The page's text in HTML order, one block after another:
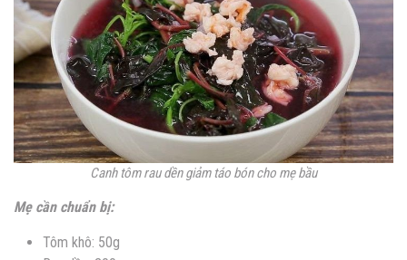
Canh tôm rau dền giảm táo bón cho mẹ bầu
Mẹ cần chuẩn bị:
Tôm khô: 50g